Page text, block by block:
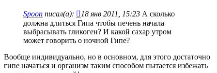
Spoon писал(а): 18 янв 2011, 15:23 А сколько
должна длиться Гипа чтобы печень начала
выбрасывать гликоген? И какой сахар утром
может говорить о ночной Гипе?
Вообще индивидуально, но в основном, для этого достаточно
гипе начаться и организм таким способом пытается избежать